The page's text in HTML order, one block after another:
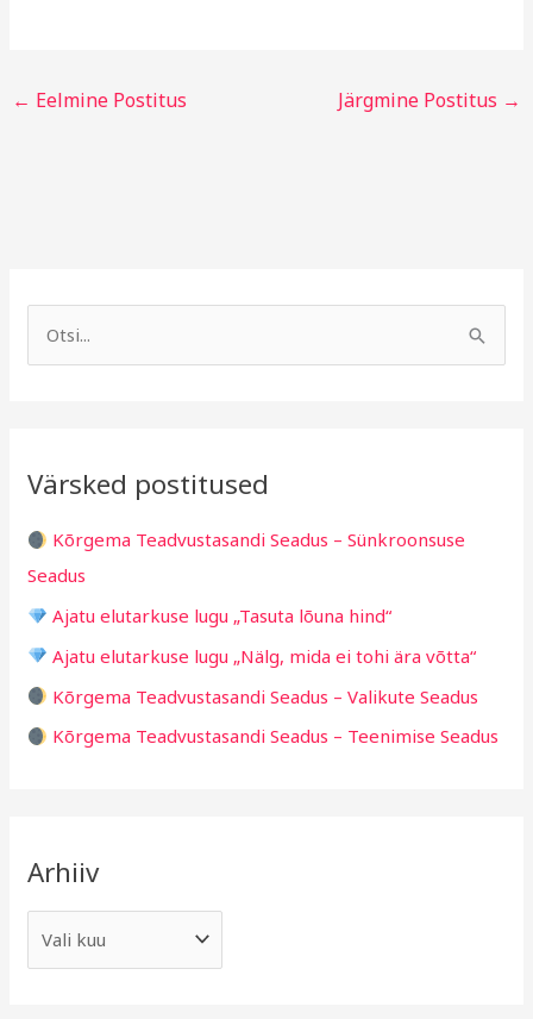
← Eelmine Postitus Järgmine Postitus →
c
f
o
r
:
Värsked postitused
Kõrgema Teadvustasandi Seadus – Sünkroonsuse
Seadus
Ajatu elutarkuse lugu „Tasuta lõuna hind“
Ajatu elutarkuse lugu „Nälg, mida ei tohi ära võtta“
Kõrgema Teadvustasandi Seadus – Valikute Seadus
Kõrgema Teadvustasandi Seadus – Teenimise Seadus
Arhiiv
g
i
d